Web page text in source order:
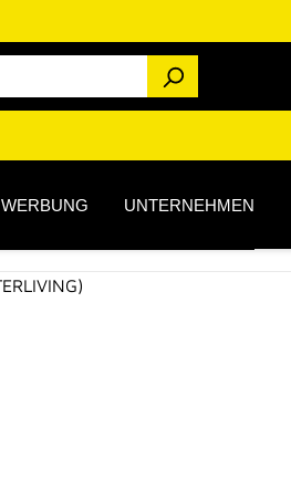
WERBUNG UNTERNEHMEN